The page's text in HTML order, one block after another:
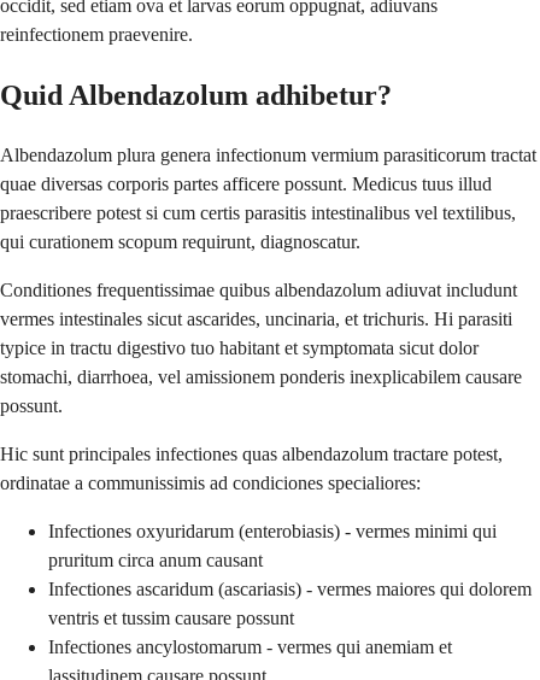
occidit, sed etiam ova et larvas eorum oppugnat, adiuvans
reinfectionem praevenire.
Quid Albendazolum adhibetur?
Albendazolum plura genera infectionum vermium parasiticorum tractat
quae diversas corporis partes afficere possunt. Medicus tuus illud
praescribere potest si cum certis parasitis intestinalibus vel textilibus,
qui curationem scopum requirunt, diagnoscatur.
Conditiones frequentissimae quibus albendazolum adiuvat includunt
vermes intestinales sicut ascarides, uncinaria, et trichuris. Hi parasiti
typice in tractu digestivo tuo habitant et symptomata sicut dolor
stomachi, diarrhoea, vel amissionem ponderis inexplicabilem causare
possunt.
Hic sunt principales infectiones quas albendazolum tractare potest,
ordinatae a communissimis ad condiciones specialiores:
Infectiones oxyuridarum (enterobiasis) - vermes minimi qui
pruritum circa anum causant
Infectiones ascaridum (ascariasis) - vermes maiores qui dolorem
ventris et tussim causare possunt
Infectiones ancylostomarum - vermes qui anemiam et
lassitudinem causare possunt